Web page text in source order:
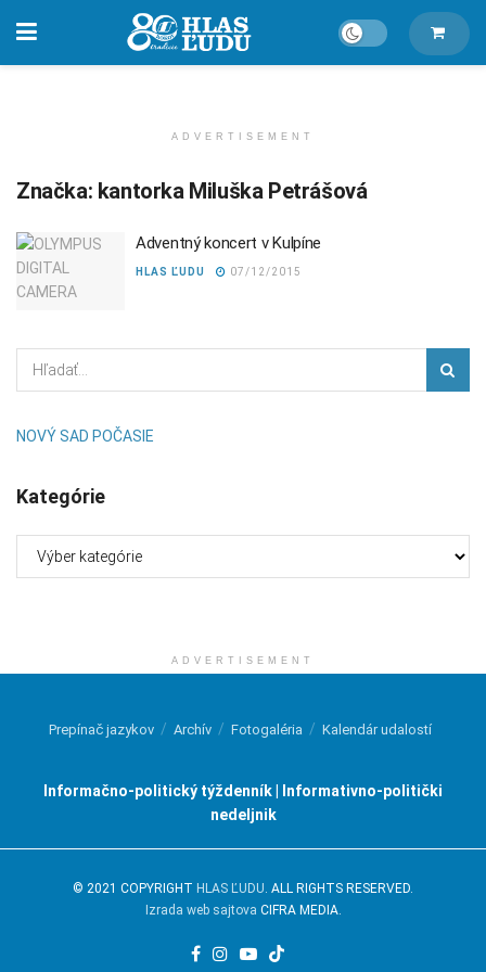
ADVERTISEMENT
Značka: kantorka Miluška Petrášová
Adventný koncert v Kulpíne
HLAS ĽUDU 07/12/2015
NOVÝ SAD POČASIE
Kategórie
ADVERTISEMENT
Prepínač jazykov Archív Fotogaléria Kalendár udalostí
Informačno-politický týždenník | Informativno-politički
nedeljnik
© 2021 COPYRIGHT HLAS ĽUDU . ALL RIGHTS RESERVED.
Izrada web sajtova CIFRA MEDIA.